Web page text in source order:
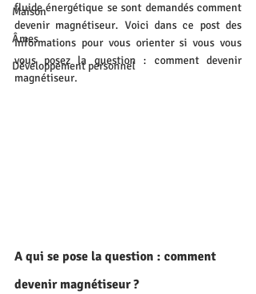
Maison
Âmes
Développement personnel
fluide énergétique se sont demandés comment
devenir magnétiseur. Voici dans ce post des
informations pour vous orienter si vous vous
vous posez la question : comment devenir
magnétiseur.
A qui se pose la question : comment
devenir magnétiseur ?